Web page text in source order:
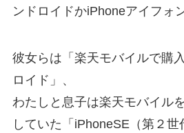
ンドロイドかiPhoneアイフォ
彼女らは「楽天モバイルで購
ロイド」、
わたしと息子は楽天モバイル
していた「iPhoneSE（第２世